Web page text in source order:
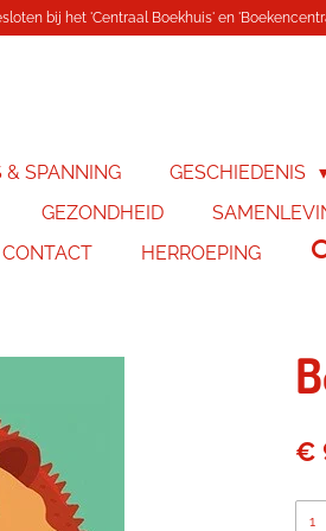
bij het 'Centraal Boekhuis' en
& SPANNING GESCHIEDENIS
GEZONDHEID
HERROEPING
€